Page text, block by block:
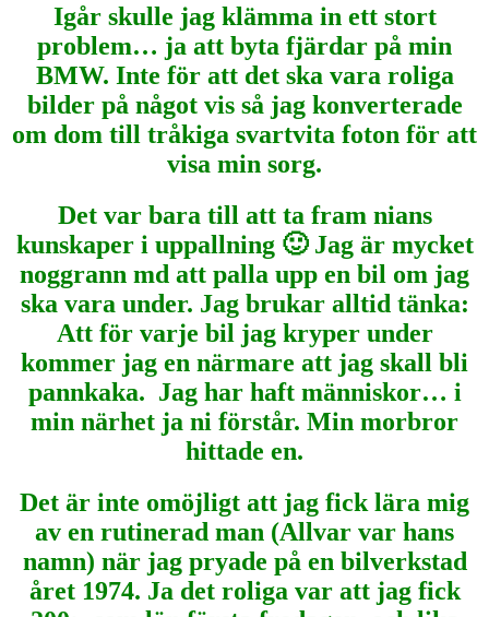
Igår skulle jag klämma in ett stort
problem… ja att byta fjärdar på min
BMW. Inte för att det ska vara roliga
bilder på något vis så jag konverterade
om dom till tråkiga svartvita foton för att
visa min sorg.
Det var bara till att ta fram nians
kunskaper i uppallning 🙂 Jag är mycket
noggrann md att palla upp en bil om jag
ska vara under. Jag brukar alltid tänka:
Att för varje bil jag kryper under
kommer jag en närmare att jag skall bli
pannkaka. Jag har haft människor… i
min närhet ja ni förstår. Min morbror
hittade en.
Det är inte omöjligt att jag fick lära mig
av en rutinerad man (Allvar var hans
namn) när jag pryade på en bilverkstad
året 1974. Ja det roliga var att jag fick